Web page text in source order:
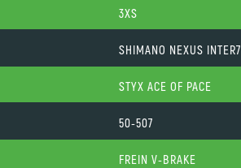
3XS
SHIMANO NEXUS INTER7
STYX ACE OF PACE
50-507
FREIN V-BRAKE